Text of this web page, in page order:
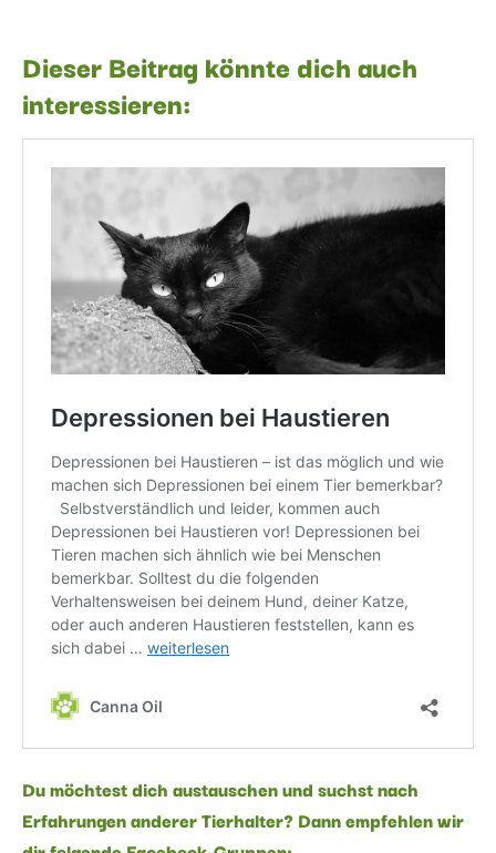
Dieser Beitrag könnte dich auch
interessieren:
Du möchtest dich austauschen und suchst nach
Erfahrungen anderer Tierhalter? Dann empfehlen wir